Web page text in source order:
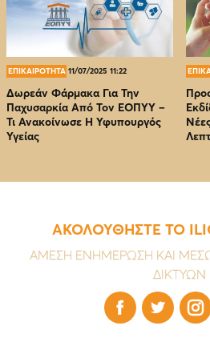
ΕΠΙΚΑΙΡΟΤΗΤΑ 11/07/2025 11:22
Δωρεάν Φάρμακα Για Την
Παχυσαρκία Από Τον EOΠΥΥ –
Τι Ανακοίνωσε Η Υφυπουργός
Υγείας
ΑΚΟΛΟΥΘΗΣΤΕ ΤΟ
ΑΜΕΣΗ ΕΝΗΜΕΡΩΣΗ ΚΑΙ
ΔΙΚΤΥΩΝ
  